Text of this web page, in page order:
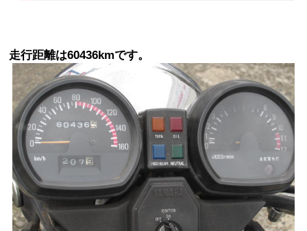
走行距離は60436kmです。